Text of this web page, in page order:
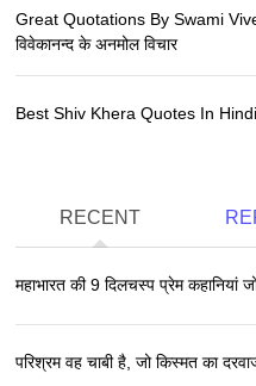
Great Quotations By Swami
विवेकानन्द के अनमोल विचार
Best Shiv Khera Quotes In Hindi
RECENT
महाभारत की 9 दिलचस्प प्रेम
परिश्रम वह चाबी है, जो किस्मत का